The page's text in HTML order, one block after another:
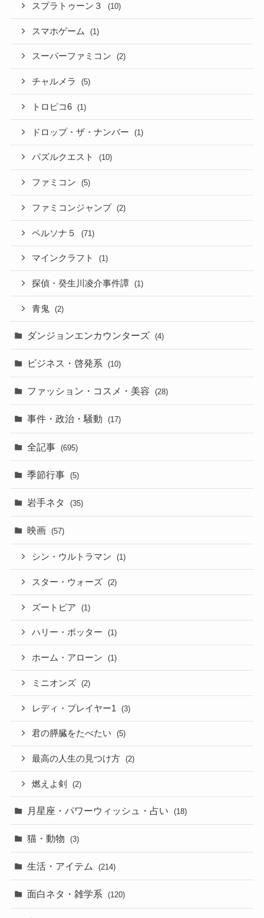
スプラトゥーン３ (10)
スマホゲーム (1)
スーパーファミコン (2)
チャルメラ (5)
トロピコ6 (1)
ドロップ・ザ・ナンバー (1)
パズルクエスト (10)
ファミコン (5)
ファミコンジャンプ (2)
ペルソナ５ (71)
マインクラフト (1)
探偵・癸生川凌介事件譚 (1)
青鬼 (2)
ダンジョンエンカウンターズ (4)
ビジネス・啓発系 (10)
ファッション・コスメ・美容 (28)
事件・政治・騒動 (17)
全記事 (695)
季節行事 (5)
岩手ネタ (35)
映画 (57)
シン・ウルトラマン (1)
スター・ウォーズ (2)
ズートピア (1)
ハリー・ポッター (1)
ホーム・アローン (1)
ミニオンズ (2)
レディ・プレイヤー1 (3)
君の膵臓をたべたい (5)
最高の人生の見つけ方 (2)
燃えよ剣 (2)
月星座・パワーウィッシュ・占い (18)
猫・動物 (3)
生活・アイテム (214)
面白ネタ・雑学系 (120)